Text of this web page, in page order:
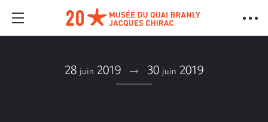
28 juin 2019 30 juin 2019